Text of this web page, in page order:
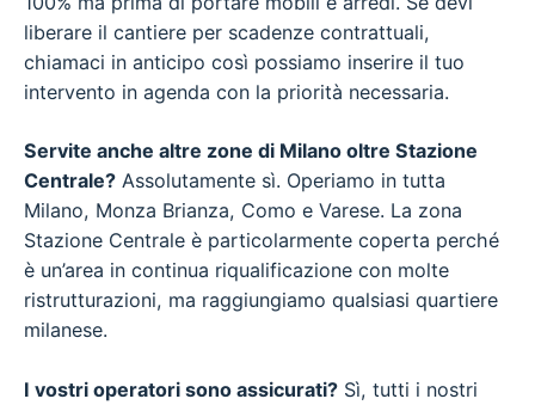
liberare il cantiere per scadenze contrattuali,
chiamaci in anticipo così possiamo inserire il tuo
intervento in agenda con la priorità necessaria.
Servite anche altre zone di Milano oltre Stazione
Centrale? Assolutamente sì. Operiamo in tutta
Milano, Monza Brianza, Como e Varese. La zona
Stazione Centrale è particolarmente coperta perché
è un’area in continua riqualificazione con molte
ristrutturazioni, ma raggiungiamo qualsiasi quartiere
milanese.
I vostri operatori sono assicurati? Sì, tutti i nostri